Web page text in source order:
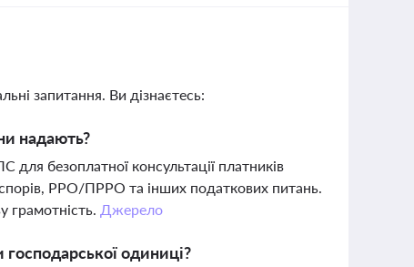
запитання. Ви дізнаєтесь:
надають?
безоплатної консультації платників
спорів, РРО/ПРРО та інших податкових питань.
грамотність. Джерело
одиниці?